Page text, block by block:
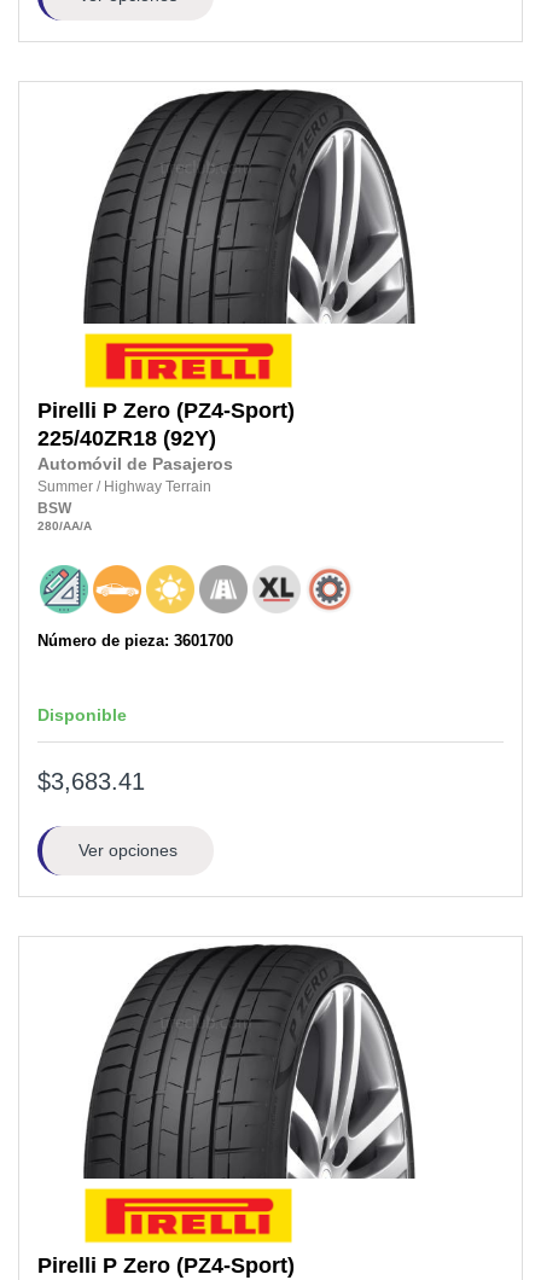
Pirelli P Zero (PZ4-Sport)
225/40ZR18 (92Y)
Automóvil de Pasajeros
Summer / Highway Terrain
BSW
280/AA/A
Número de pieza: 3601700
Disponible
$3,683.41
Ver opciones
Pirelli P Zero (PZ4-Sport)